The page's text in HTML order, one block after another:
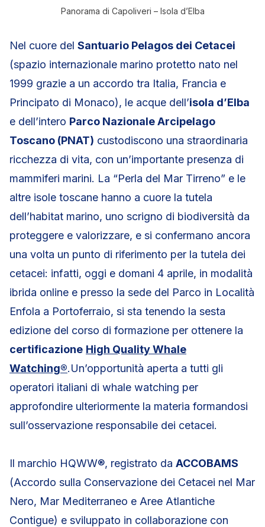
Panorama di Capoliveri – Isola d’Elba
Nel cuore del Santuario Pelagos dei Cetacei
(spazio internazionale marino protetto nato nel
1999 grazie a un accordo tra Italia, Francia e
Principato di Monaco), le acque dell’isola d’Elba
e dell’intero Parco Nazionale Arcipelago
Toscano (PNAT) custodiscono una straordinaria
ricchezza di vita, con un’importante presenza di
mammiferi marini. La “Perla del Mar Tirreno” e le
altre isole toscane hanno a cuore la tutela
dell’habitat marino, uno scrigno di biodiversità da
proteggere e valorizzare, e si confermano ancora
una volta un punto di riferimento per la tutela dei
cetacei: infatti, oggi e domani 4 aprile, in modalità
ibrida online e presso la sede del Parco in Località
Enfola a Portoferraio, si sta tenendo la sesta
edizione del corso di formazione per ottenere la
certificazione High Quality Whale
Watching®.Un’opportunità aperta a tutti gli
operatori italiani di whale watching per
approfondire ulteriormente la materia formandosi
sull’osservazione responsabile dei cetacei.
Il marchio HQWW®, registrato da ACCOBAMS
(Accordo sulla Conservazione dei Cetacei nel Mar
Nero, Mar Mediterraneo e Aree Atlantiche
Contigue) e sviluppato in collaborazione con